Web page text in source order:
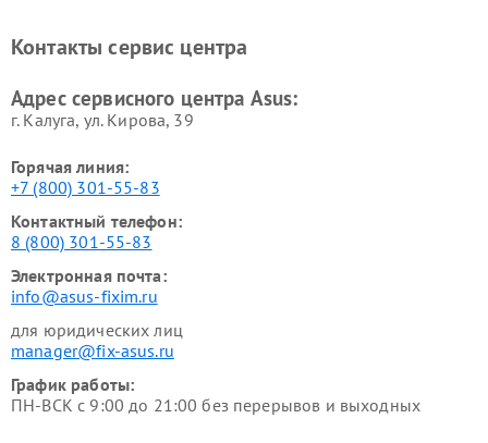
Контакты сервис центра
Адрес сервисного центра Asus:
г. Калуга, ул. Кирова, 39
Горячая линия:
+7 (800) 301-55-83
Контактный телефон:
8 (800) 301-55-83
Электронная почта:
info@asus-fixim.ru
для юридических лиц
manager@fix-asus.ru
График работы:
ПН-ВСК с 9:00 до 21:00 без перерывов и выходных